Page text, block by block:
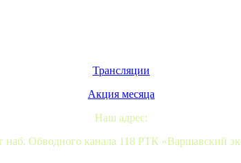
Трансляции
Акция месяца
Наш адрес:
наб. Обводного канала 118 РТК «Варшавский